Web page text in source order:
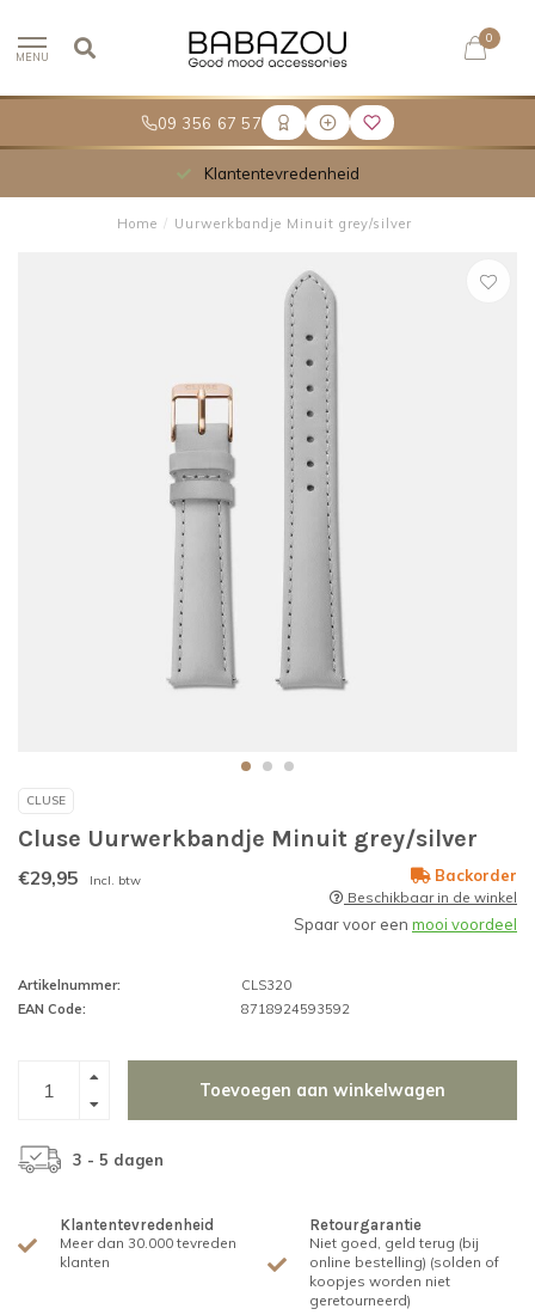
09 356 67 57
MENU
0
Klantentevredenheid
Home / Uurwerkbandje Minuit grey/silver
CLUSE
Cluse Uurwerkbandje Minuit grey/silver
€29,95 Incl. btw Backorder
Beschikbaar in de winkel
Spaar voor een mooi voordeel
Artikelnummer:
CLS320
EAN Code:
8718924593592
Toevoegen aan winkelwagen
3 - 5 dagen
Klantentevredenheid
Meer dan 30.000 tevreden
klanten
Retourgarantie
Niet goed, geld terug (bij
online bestelling) (solden of
koopjes worden niet
geretourneerd)